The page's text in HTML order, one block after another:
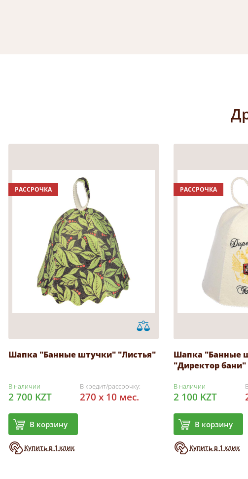
РАССРОЧКА
Шапка "Банные штучки" "Листья"
В наличии
2 700 KZT
В корзину
Купить в 1 клик
В кредит/рассрочку:
270 x 10 мес.
РАССРОЧКА
Шапка "Банные
"Директор бани"
В наличии
2 100 KZT
В корзину
Купить в 1 клик